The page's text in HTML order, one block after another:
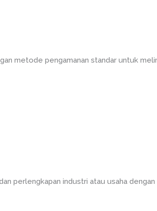
metode pengamanan standar untuk
perlengkapan industri atau usaha